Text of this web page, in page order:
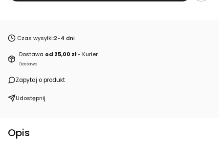
Czas wysyłki:2-4 dni
Dostawa od 25,00 zł- Kurier
Dostawa
Zapytaj o produkt
Udostępnij
Opis